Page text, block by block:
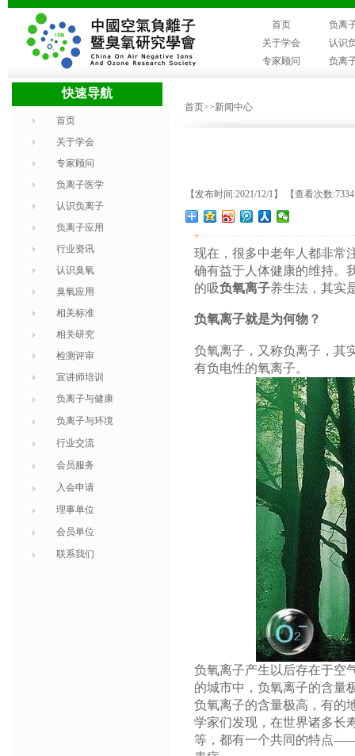
首页
负离
关于学会
认识
专家顾问
负离
快速导航
首页
关于学会
专家顾问
负离子医学
认识负离子
负离子应用
行业资讯
认识臭氧
臭氧应用
相关标准
相关研究
检测评审
宣讲师培训
负离子与健康
负离子与环境
行业交流
会员服务
入会申请
理事单位
会员单位
联系我们
首页>>新闻中心
【发布时间:2021/12/1】 【查看次数
+
现在，很多中老年人都非常
确有益于人体健康的维持。
的吸负氧离子养生法，其实
负氧离子就是为何物？
负氧离子，又称负离子，其
有负电性的氧离子。
负氧离子产生以后存在于空
的城市中，负氧离子的含量
负氧离子的含量极高，有的
学家们发现，在世界诸多长
等，都有一个共同的特点